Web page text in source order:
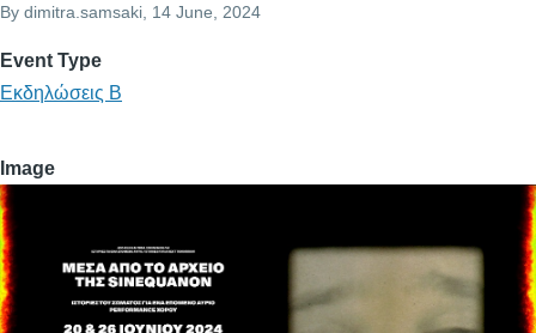
By dimitra.samsaki , 14 June, 2024
Event Type
Εκδηλώσεις Β
Image